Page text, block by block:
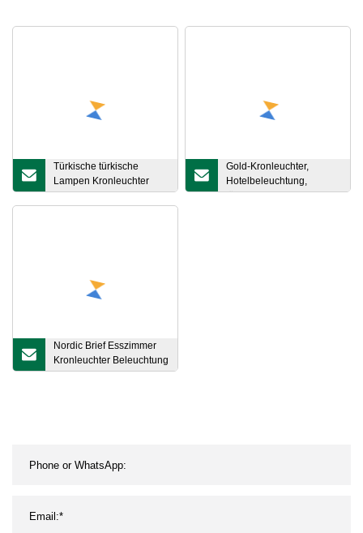
Türkische türkische
Lampen Kronleuchter
Retro Vintage
Gold-Kronleuchter,
Hotelbeleuchtung,
türkische Gold-
Nordic Brief Esszimmer
Kronleuchter Beleuchtung
Moderne Designer Volta